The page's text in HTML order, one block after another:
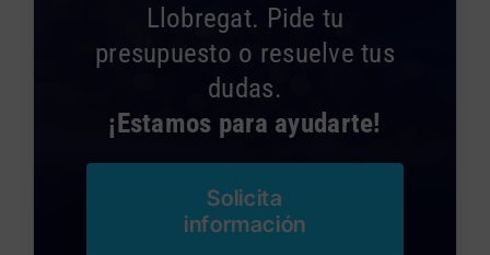
Llobregat. Pide tu
presupuesto o resuelve tus
dudas.
¡Estamos para ayudarte!
Solicita
información